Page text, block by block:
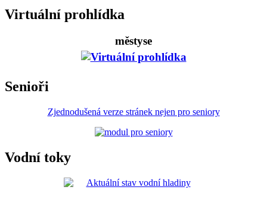
Virtuální prohlídka
městyse
Senioři
Zjednodušená verze stránek nejen pro seniory
Vodní toky